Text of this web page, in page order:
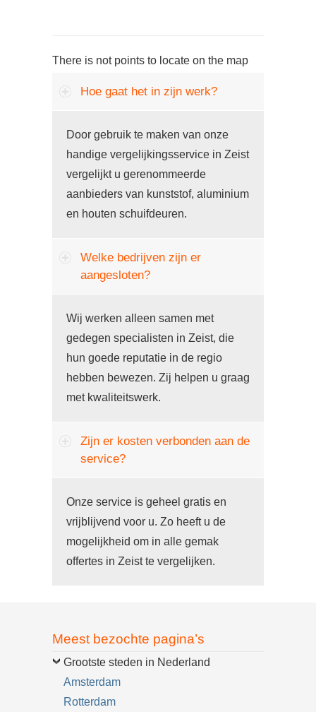
There is not points to locate on the map
Hoe gaat het in zijn werk?
Door gebruik te maken van onze
handige vergelijkingsservice in Zeist
vergelijkt u gerenommeerde
aanbieders van kunststof, aluminium
en houten schuifdeuren.
Welke bedrijven zijn er
aangesloten?
Wij werken alleen samen met
gedegen specialisten in Zeist, die
hun goede reputatie in de regio
hebben bewezen. Zij helpen u graag
met kwaliteitswerk.
Zijn er kosten verbonden aan de
service?
Onze service is geheel gratis en
vrijblijvend voor u. Zo heeft u de
mogelijkheid om in alle gemak
offertes in Zeist te vergelijken.
Meest bezochte pagina’s
Grootste steden in Nederland
Amsterdam
Rotterdam